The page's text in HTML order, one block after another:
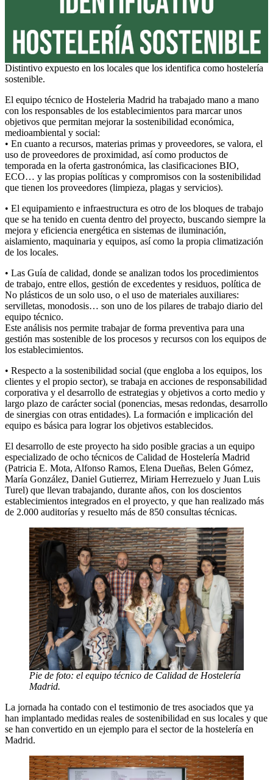
Distintivo expuesto en los locales que los identifica como hostelería
sostenible.
El equipo técnico de Hosteleria Madrid ha trabajado mano a mano
con los responsables de los establecimientos para marcar unos
objetivos que permitan mejorar la sostenibilidad económica,
medioambiental y social:
• En cuanto a recursos, materias primas y proveedores, se valora, el
uso de proveedores de proximidad, así como productos de
temporada en la oferta gastronómica, las clasificaciones BIO,
ECO… y las propias políticas y compromisos con la sostenibilidad
que tienen los proveedores (limpieza, plagas y servicios).
• El equipamiento e infraestructura es otro de los bloques de trabajo
que se ha tenido en cuenta dentro del proyecto, buscando siempre la
mejora y eficiencia energética en sistemas de iluminación,
aislamiento, maquinaria y equipos, así como la propia climatización
de los locales.
• Las Guía de calidad, donde se analizan todos los procedimientos
de trabajo, entre ellos, gestión de excedentes y residuos, política de
No plásticos de un solo uso, o el uso de materiales auxiliares:
servilletas, monodosis… son uno de los pilares de trabajo diario del
equipo técnico.
Este análisis nos permite trabajar de forma preventiva para una
gestión mas sostenible de los procesos y recursos con los equipos de
los establecimientos.
• Respecto a la sostenibilidad social (que engloba a los equipos, los
clientes y el propio sector), se trabaja en acciones de responsabilidad
corporativa y el desarrollo de estrategias y objetivos a corto medio y
largo plazo de carácter social (ponencias, mesas redondas, desarrollo
de sinergias con otras entidades). La formación e implicación del
equipo es básica para lograr los objetivos establecidos.
El desarrollo de este proyecto ha sido posible gracias a un equipo
especializado de ocho técnicos de Calidad de Hostelería Madrid
(Patricia E. Mota, Alfonso Ramos, Elena Dueñas, Belen Gómez,
María González, Daniel Gutierrez, Miriam Herrezuelo y Juan Luis
Turel) que llevan trabajando, durante años, con los doscientos
establecimientos integrados en el proyecto, y que han realizado más
de 2.000 auditorías y resuelto más de 850 consultas técnicas.
Pie de foto: el equipo técnico de Calidad de Hostelería
Madrid.
La jornada ha contado con el testimonio de tres asociados que ya
han implantado medidas reales de sostenibilidad en sus locales y que
se han convertido en un ejemplo para el sector de la hostelería en
Madrid.